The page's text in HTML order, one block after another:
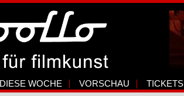
DIESE WOCHE VORSCHAU TICKETS